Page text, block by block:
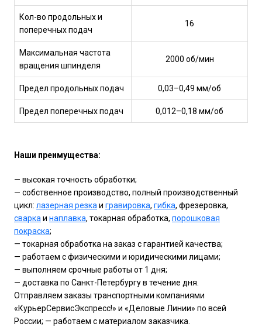
Кол-во продольных и
поперечных подач
16
Максимальная частота
вращения шпинделя
2000 об/мин
Предел продольных подач 0,03–0,49 мм/об
Предел поперечных подач 0,012–0,18 мм/об
Наши преимущества:
— высокая точность обработки;
— собственное производство, полный производственный
цикл: лазерная резка и гравировка, гибка, фрезеровка,
сварка и наплавка, токарная обработка, порошковая
покраска;
— токарная обработка на заказ с гарантией качества;
— работаем с физическими и юридическими лицами;
— выполняем срочные работы от 1 дня;
— доставка по Санкт-Петербургу в течение дня.
Отправляем заказы транспортными компаниями
«КурьерСервисЭкспресс!» и «Деловые Линии» по всей
России; — работаем с материалом заказчика.